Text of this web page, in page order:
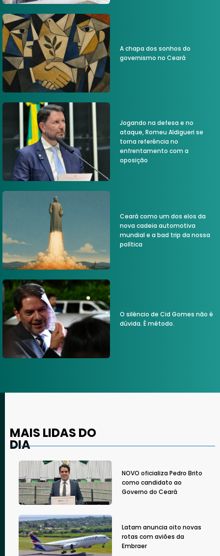
A chapa dos sonhos do
governismo no Ceará
Jogando na defesa e no
ataque, Romeu Aldigueri se
torna referência no
enfrentamento com a
oposição
Ceará como um dos elos da
nova cadeia automotiva
mundial e a bad trip da nossa
política
O silêncio de Cid Gomes não é
dúvida. É método.
MAIS LIDAS DO
DIA
NOVO oficializa Pedro Brito
como candidato ao
Governo do Ceará
Latam anuncia oito novas
rotas com aviões da
Embraer